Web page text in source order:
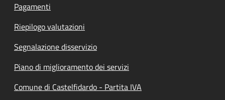
Pagamenti
Riepilogo valutazioni
Segnalazione disservizio
Piano di miglioramento dei servizi
Comune di Castelfidardo - Partita IVA